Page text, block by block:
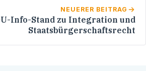
NEUERER BEITRAG
Info-Stand zu Integration und
Staatsbürgerschaftsrecht